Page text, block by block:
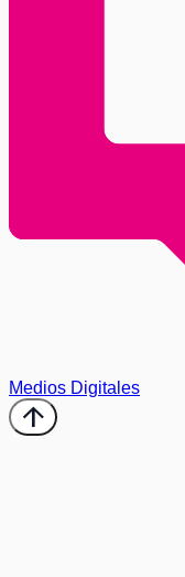
Medios Digitales
arrow_upward